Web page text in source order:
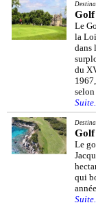
Golf
Le
la
dans
du
Golf
Le
qui